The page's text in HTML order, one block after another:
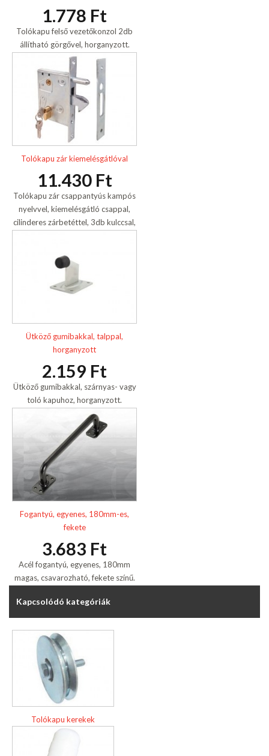
1.778 Ft
Tolókapu felső vezetőkonzol 2db
állítható görgővel, horganyzott.
Tolókapu zár kiemelésgátlóval
11.430 Ft
Tolókapu zár csappantyús kampós
nyelvvel, kiemelésgátló csappal,
cilinderes zárbetéttel, 3db kulccsal,
Ütköző gumibakkal, talppal,
horganyzott
2.159 Ft
Ütköző gumibakkal, szárnyas- vagy
toló kapuhoz, horganyzott.
Fogantyú, egyenes, 180mm-es,
fekete
3.683 Ft
Acél fogantyú, egyenes, 180mm
magas, csavarozható, fekete színű.
Kapcsolódó kategóriák
Tolókapu kerekek